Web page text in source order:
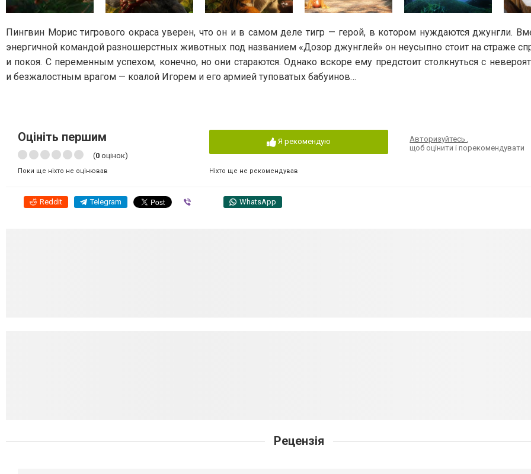
Пингвин Морис тигрового окраса уверен, что он и в самом деле тигр — герой, в котором нуждаются джунгли.
энергичной командой разношерстных животных под названием «Дозор джунглей» он неусыпно стоит на страже
и покоя. С переменным успехом, конечно, но они стараются. Однако вскоре ему предстоит столкнуться с
и безжалостным врагом — коалой Игорем и его армией туповатых бабуинов…
Оцініть першим
(0 оцінок)
Поки ще ніхто не оцінював
Я рекомендую
Ніхто ще не рекомендував
Авторизуйтесь,
щоб оцінити і порекомендувати
Reddit Telegram WhatsApp
Рецензія